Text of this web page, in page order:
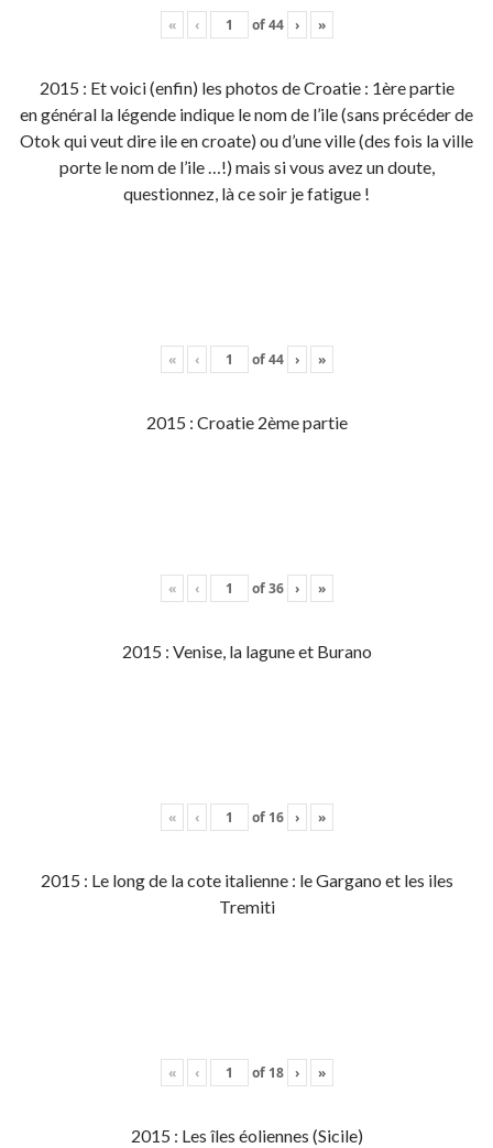
« ‹ of44 › »
2015 : Et voici (enfin) les photos de Croatie : 1ère partie
en général la légende indique le nom de l’ile (sans précéder de
Otok qui veut dire ile en croate) ou d’une ville (des fois la ville
porte le nom de l’ile …!) mais si vous avez un doute,
questionnez, là ce soir je fatigue !
« ‹ of44 › »
2015 : Croatie 2ème partie
« ‹ of36 › »
2015 : Venise, la lagune et Burano
« ‹ of 16 › »
2015 : Le long de la cote italienne : le Gargano et les iles
Tremiti
« ‹ of 18 › »
2015 : Les îles éoliennes (Sicile)